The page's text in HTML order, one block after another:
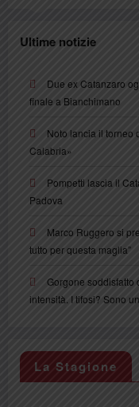
Ultime notizie
Due ex Catanzaro
finale a Bianchimano
Noto lancia il torneo
Calabria»
Pompetti lascia il
Padova
Marco Ruggero si
tutto per questa maglia”
Gorgone soddisfatto
intensità. I tifosi? Sono
La Stagione